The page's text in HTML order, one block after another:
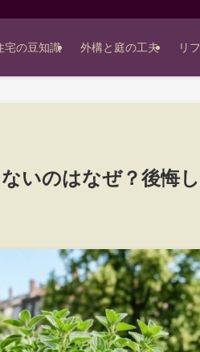
宅の豆知識 外構と庭の工夫 リ
いのはなぜ？後悔